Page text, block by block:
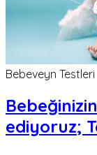
Bebeveyn Testleri
ediyoruz;